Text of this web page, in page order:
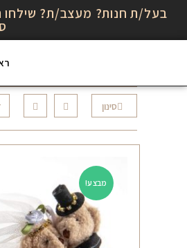
בעל/ת חנות? מעצב/ת? שילחו
סינון
מבצע!